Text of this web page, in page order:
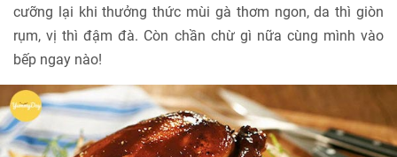
cưỡng lại khi thưởng thức mùi gà thơm ngon, da thì giòn
rụm, vị thì đậm đà. Còn chần chừ gì nữa cùng mình vào
bếp ngay nào!